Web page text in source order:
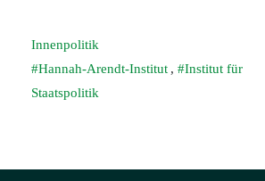
Innenpolitik
Hannah-Arendt-Institut ,
Institut für
Staatspolitik